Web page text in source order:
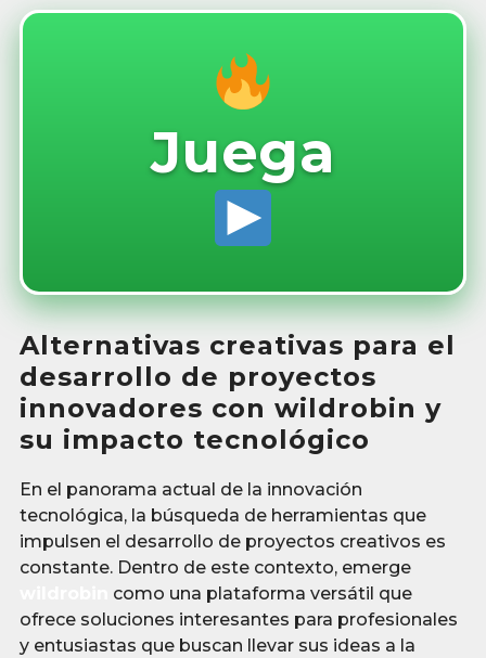
Juega
Alternativas creativas para el
desarrollo de proyectos
innovadores con wildrobin y
su impacto tecnológico
En el panorama actual de la innovación
tecnológica, la búsqueda de herramientas que
impulsen el desarrollo de proyectos creativos es
constante. Dentro de este contexto, emerge
como una plataforma versátil que
ofrece soluciones interesantes para profesionales
y entusiastas que buscan llevar sus ideas a la